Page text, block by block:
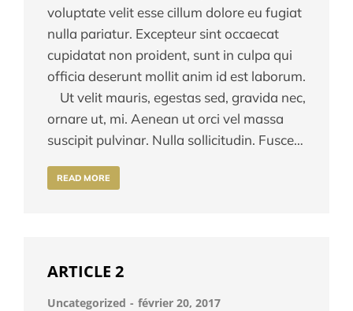
voluptate velit esse cillum dolore eu fugiat
nulla pariatur. Excepteur sint occaecat
cupidatat non proident, sunt in culpa qui
officia deserunt mollit anim id est laborum.
Ut velit mauris, egestas sed, gravida nec,
ornare ut, mi. Aenean ut orci vel massa
suscipit pulvinar. Nulla sollicitudin. Fusce…
READ MORE
ARTICLE 2
Uncategorized février 20, 2017